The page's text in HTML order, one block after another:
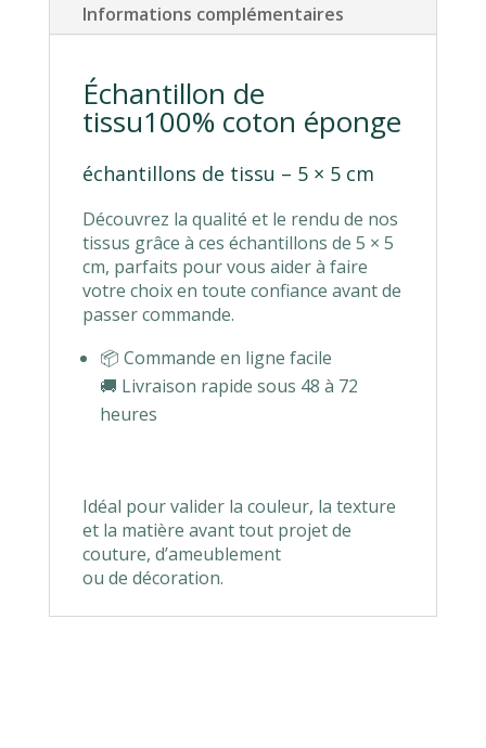
Informations complémentaires
Échantillon de
tissu100% coton éponge
échantillons de tissu – 5 × 5 cm
Découvrez la qualité et le rendu de nos
tissus grâce à ces échantillons de 5 × 5
cm, parfaits pour vous aider à faire
votre choix en toute confiance avant de
passer commande.
📦 Commande en ligne facile
🚚 Livraison rapide sous 48 à 72
heures
Idéal pour valider la couleur, la texture
et la matière avant tout projet de
couture, d’ameublement
ou de décoration.